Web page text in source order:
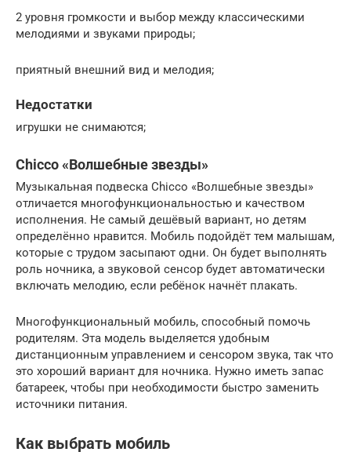
2 уровня громкости и выбор между классическими
мелодиями и звуками природы;
приятный внешний вид и мелодия;
Недостатки
игрушки не снимаются;
Chicco «Волшебные звезды»
Музыкальная подвеска Chicco «Волшебные звезды»
отличается многофункциональностью и качеством
исполнения. Не самый дешёвый вариант, но детям
определённо нравится. Мобиль подойдёт тем малышам,
которые с трудом засыпают одни. Он будет выполнять
роль ночника, а звуковой сенсор будет автоматически
включать мелодию, если ребёнок начнёт плакать.
Многофункциональный мобиль, способный помочь
родителям. Эта модель выделяется удобным
дистанционным управлением и сенсором звука, так что
это хороший вариант для ночника. Нужно иметь запас
батареек, чтобы при необходимости быстро заменить
источники питания.
Как выбрать мобиль